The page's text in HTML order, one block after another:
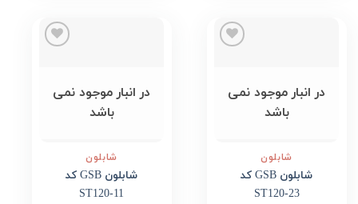
در انبار موجود نمی
باشد
شابلون
شابلون GSB کد
ST120-23
در انبار موجود نمی
باشد
شابلون
شابلون GSB کد
ST120-11